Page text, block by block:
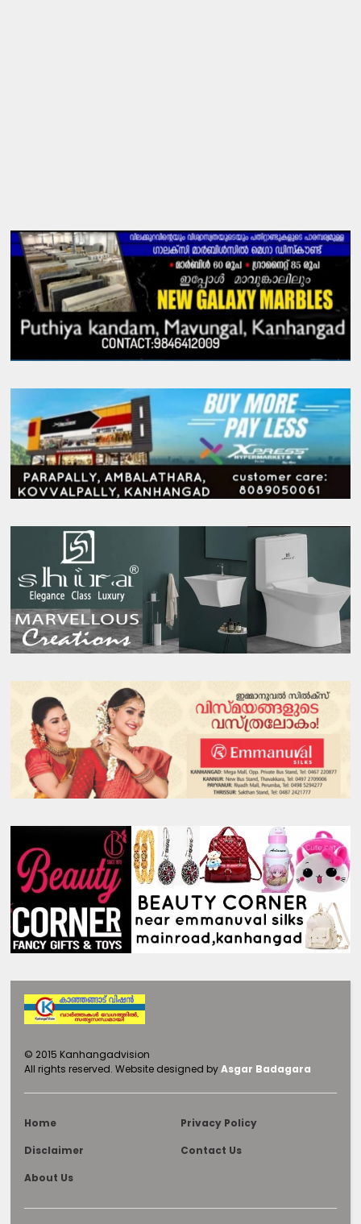
© 2015 Kanhangadvision
All rights reserved. Website designed byAsgar Badagara
Home
Privacy Policy
Disclaimer
Contact Us
About Us